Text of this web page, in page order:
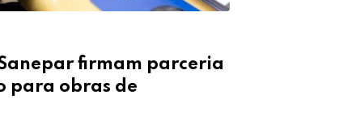
firmam parceria
para obras de